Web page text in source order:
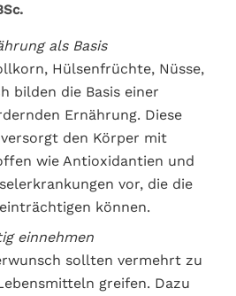
als Basis
Hülsenfrüchte, Nüsse,
bilden die Basis einer
Ernährung. Diese
den Körper mit
wie Antioxidantien und
vor, die die
können.
einnehmen
sollten vermehrt zu
greifen. Dazu